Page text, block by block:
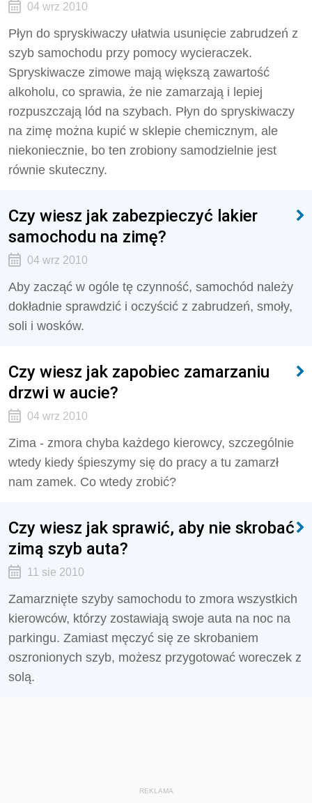
04 wrz 2010
Płyn do spryskiwaczy ułatwia usunięcie zabrudzeń z
szyb samochodu przy pomocy wycieraczek.
Spryskiwacze zimowe mają większą zawartość
alkoholu, co sprawia, że nie zamarzają i lepiej
rozpuszczają lód na szybach. Płyn do spryskiwaczy
na zimę można kupić w sklepie chemicznym, ale
niekoniecznie, bo ten zrobiony samodzielnie jest
równie skuteczny.
Czy wiesz jak zabezpieczyć lakier
samochodu na zimę?
04 wrz 2010
Aby zacząć w ogóle tę czynność, samochód należy
dokładnie sprawdzić i oczyścić z zabrudzeń, smoły,
soli i wosków.
Czy wiesz jak zapobiec zamarzaniu
drzwi w aucie?
04 wrz 2010
Zima - zmora chyba każdego kierowcy, szczególnie
wtedy kiedy śpieszymy się do pracy a tu zamarzł
nam zamek. Co wtedy zrobić?
Czy wiesz jak sprawić, aby nie skrobać
zimą szyb auta?
11 sie 2010
Zamarznięte szyby samochodu to zmora wszystkich
kierowców, którzy zostawiają swoje auta na noc na
parkingu. Zamiast męczyć się ze skrobaniem
oszronionych szyb, możesz przygotować woreczek z
solą.
REKLAMA